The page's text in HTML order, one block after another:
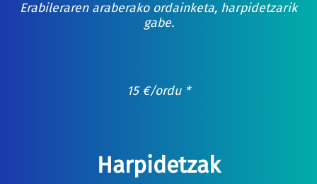
Erabileraren araberako ordainketa, harpidetzarik
gabe.
15 €/ordu *
Harpidetzak